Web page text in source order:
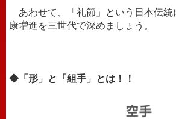
あわせて、「礼節」という日本伝統
康増進を三世代で深めましょう。
◆「形」と「組手」とは！！